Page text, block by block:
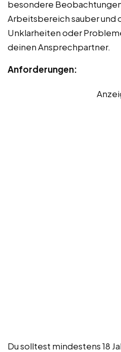
besondere
Arbeitsbereich sauber und
Unklarheiten oder
deinen Ansprechpartner.
Anforderungen:
Du solltest mindestens 18